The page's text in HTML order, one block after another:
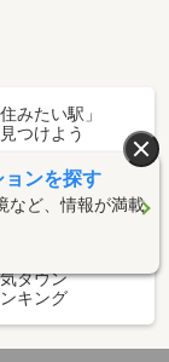
住みたい駅」
つけよう
相場
タウン
キング
ンを探す
など、情報が満載